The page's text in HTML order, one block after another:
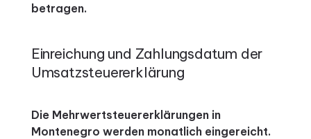
betragen.
Einreichung und Zahlungsdatum der
Umsatzsteuererklärung
Die Mehrwertsteuererklärungen in
Montenegro werden monatlich eingereicht.